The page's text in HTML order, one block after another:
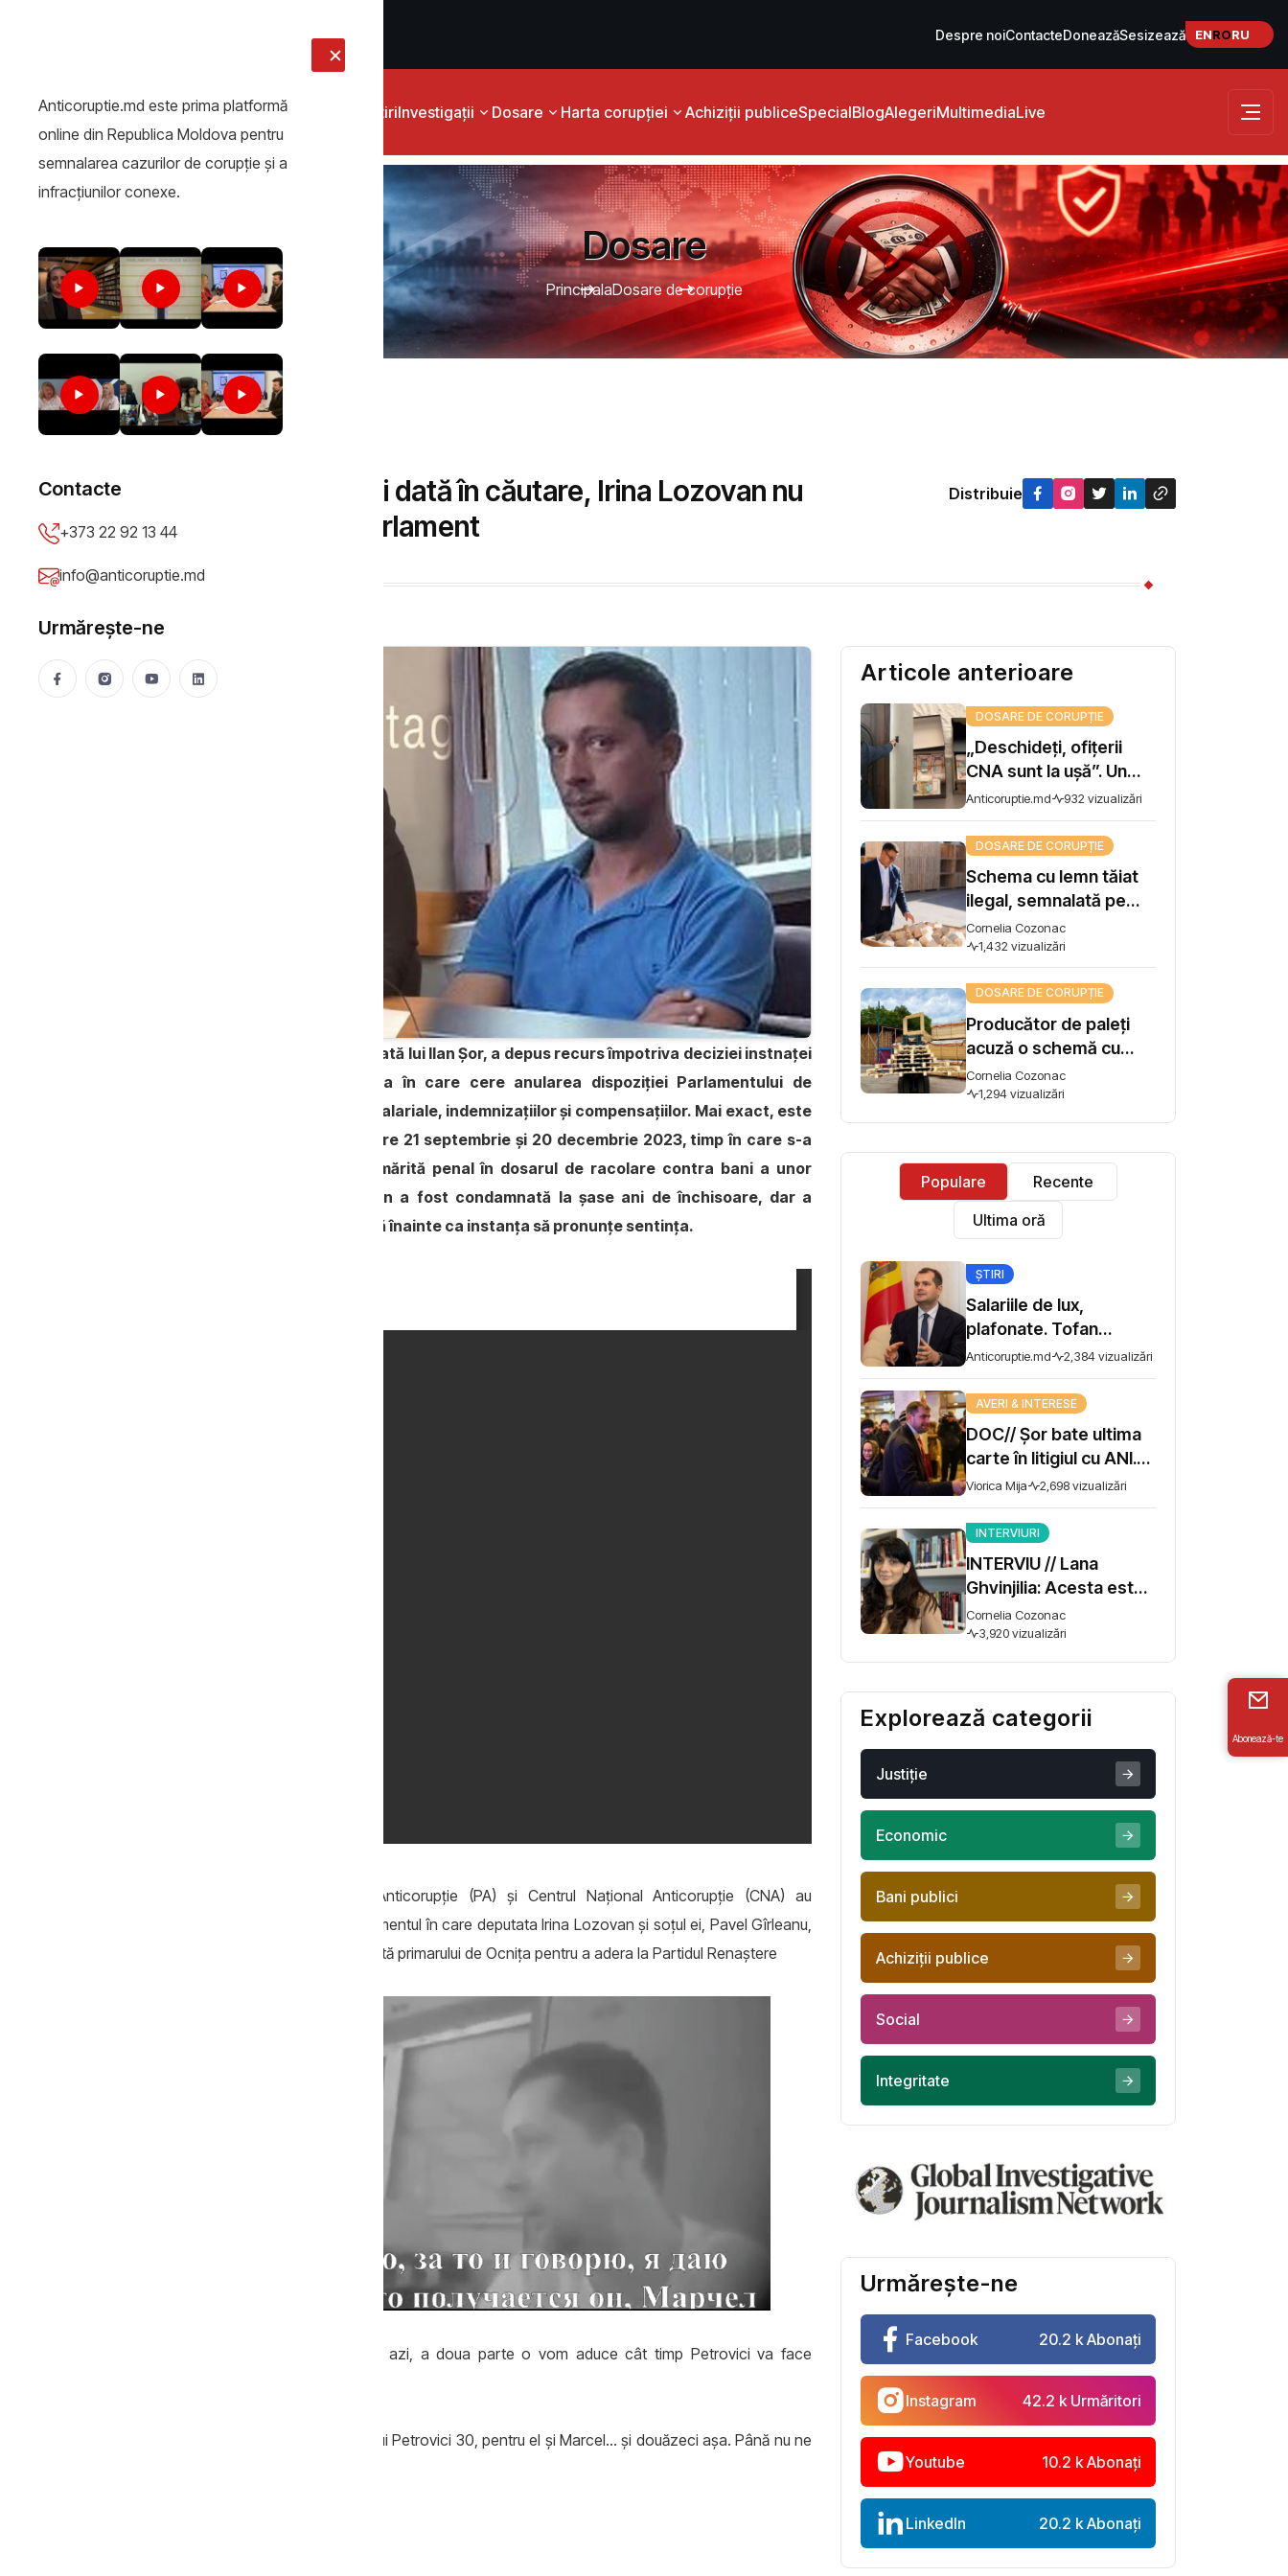
Despre noiContacteDoneazăSesizează ENRORU
ȘtiriInvestigații Dosare Harta corupției Achiziții publiceSpecialBlogAlegeriMultimediaLive
Anticoruptie.md este prima platformă
online din Republica Moldova pentru
semnalarea cazurilor de corupţie şi a
infracţiunilor conexe.
Contacte
+373 22 92 13 44
info@anticoruptie.md
Urmărește-ne
Dosare
PrincipalaDosare de corupție
DOC// Condamnată și dată în căutare, Irina Lozovan nu
renunță la banii din Parlament
Viorica Mija 24 Jun 2026
Distribuie
Fosta deputată Irina Lozovan, asociată lui Ilan Șor, a depus recurs împotriva deciziei instnaței
de apel, care i-a respins acțiunea în care cere anularea dispoziției Parlamentului de
suspendare a achitării drepturilor salariale, indemnizațiilor și compensațiilor. Mai exact, este
vorba despre perioada cuprinsă între 21 septembrie și 20 decembrie 2023, timp în care s-a
aflat în arest la domiciliu, fiind urmărită penal în dosarul de racolare contra bani a unor
primari. Doi ani mai târziu, Lozovan a fost condamnată la șase ani de închisoare, dar a
dispărut într-o direcție necunoscută înainte ca instanța să pronunțe sentința.
Pe 3 noiembrie 2023, Procuratura Anticorupție (PA) și Centrul Național Anticorupție (CNA) au
publicat imagini video care surprind momentul în care deputata Irina Lozovan și soțul ei, Pavel Gîrleanu,
analizează sumele pe care să le transmită primarului de Ocnița pentru a adera la Partidul Renaștere
„Ce putem azi facem azi, a doua parte o vom aduce cât timp Petrovici va face
„Așa și spun - îi dau lui Petrovici 30, pentru el și Marcel... și douăzeci așa. Până nu ne
Articole anterioare
DOSARE DE CORUPȚIE
„Deschideți, ofițerii
CNA sunt la ușă”. Un
șef de direcție la AIPA,
reținut pentru trafic de
influență
Anticoruptie.md 932 vizualizări
DOSARE DE CORUPȚIE
Schema cu lemn tăiat
ilegal, semnalată pe
Harta Corupției, ajunge
la Guvern. Premierul
Vasile Tofan: „Subiectul
se ia în lucru”
Cornelia Cozonac
1,432 vizualizări
DOSARE DE CORUPȚIE
Producător de paleți
acuză o schemă cu
lemn tăiat ilegal și cere
intervenția premierului:
"Concurez cu firme
primă din pădure tăiată
ilegal"
Cornelia Cozonac
1,294 vizualizări
Populare
Recente
Ultima oră
ȘTIRI
Salariile de lux,
plafonate. Tofan
propune moratoriu
pentru prime și
bonusuri
Anticoruptie.md 2,384 vizualizări
AVERI & INTERESE
DOC// Șor bate ultima
carte în litigiul cu ANI.
Miza - 10 milioane de lei
Viorica Mija 2,698 vizualizări
INTERVIURI
INTERVIU // Lana
Ghvinjilia: Acesta este
și războiul nostru. Fără
victoria Ucrainei,
Georgia nu se poate
Cornelia Cozonac
3,920 vizualizări
Explorează categorii
Justiţie
Economic
Bani publici
Achiziţii publice
Social
Integritate
Urmărește-ne
Facebook 20.2 k Abonați
Instagram 42.2 k Urmăritori
Youtube 10.2 k Abonați
LinkedIn 20.2 k Abonați
Abonează-te